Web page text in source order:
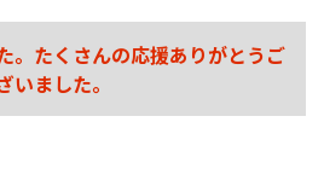
。たくさんの応援ありがとうご
いました。